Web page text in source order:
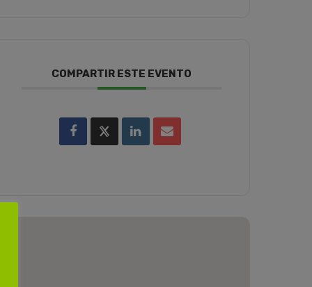
COMPARTIR ESTE EVENTO